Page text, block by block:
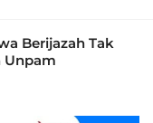
Berijazah Tak
Unpam